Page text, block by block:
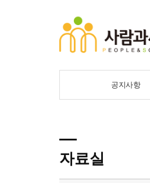
공지사항
자료실